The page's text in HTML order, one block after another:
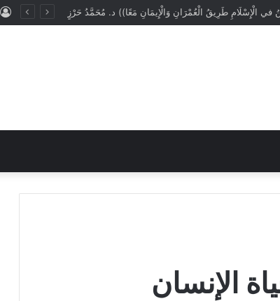
في الْإِسْلَامِ طَرِيقُ الْعُمْرَانِ وَالْإِيمَانِ مَعًا)) د. مُحَمَّدُ حَرْزٍ
الإنسان